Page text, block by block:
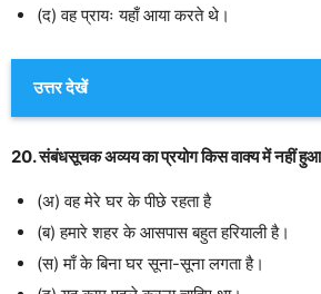
(द) वह प्रायः यहाँ आया करते थे।
उत्तर देखें
20. संबंधसूचक अव्यय का प्रयोग किस वाक्य में नहीं
(अ) वह मेरे घर के पीछे रहता है
(ब) हमारे शहर के आसपास बहुत हरियाली है।
(स) माँ के बिना घर सूना-सूना लगता है।